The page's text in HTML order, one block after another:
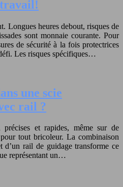
Longues heures debout, risques de
sont monnaie courante. Pour
de sécurité à la fois protectrices
Les risques spécifiques…
une scie
rail ?
précises et rapides, même sur de
tout bricoleur. La combinaison
d’un rail de guidage transforme ce
représentant un…